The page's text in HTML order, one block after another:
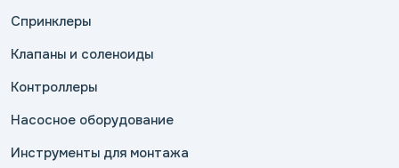
Спринклеры
Клапаны и соленоиды
Контроллеры
Насосное оборудование
Инструменты для монтажа